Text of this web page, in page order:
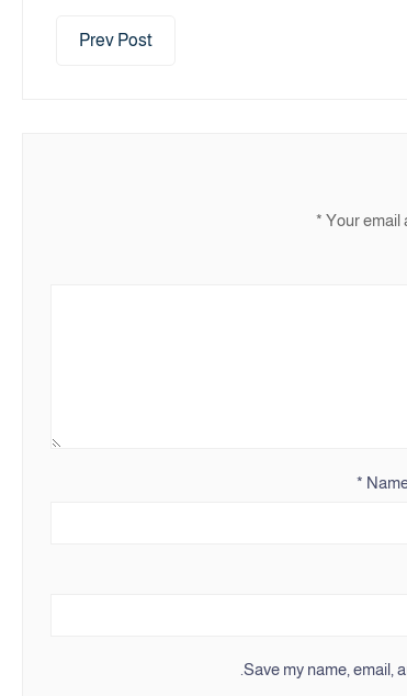
Prev Post
Your email
*
*
Save my name, email,